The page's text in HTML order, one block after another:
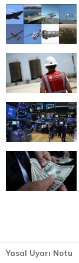
Yasal Uyarı Notu